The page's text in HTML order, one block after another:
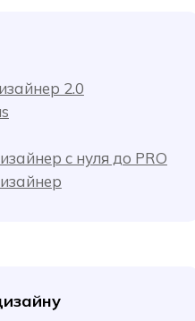
2.0
c нуля до PRO